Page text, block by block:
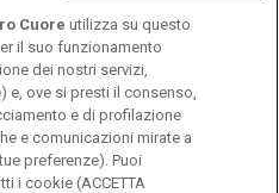
Cuore
Cuore utilizza su questo
il suo funzionamento
dei nostri servizi,
e, ove si presti il consenso,
e di profilazione
e comunicazioni mirate a
preferenze). Puoi
i cookie (ACCETTA